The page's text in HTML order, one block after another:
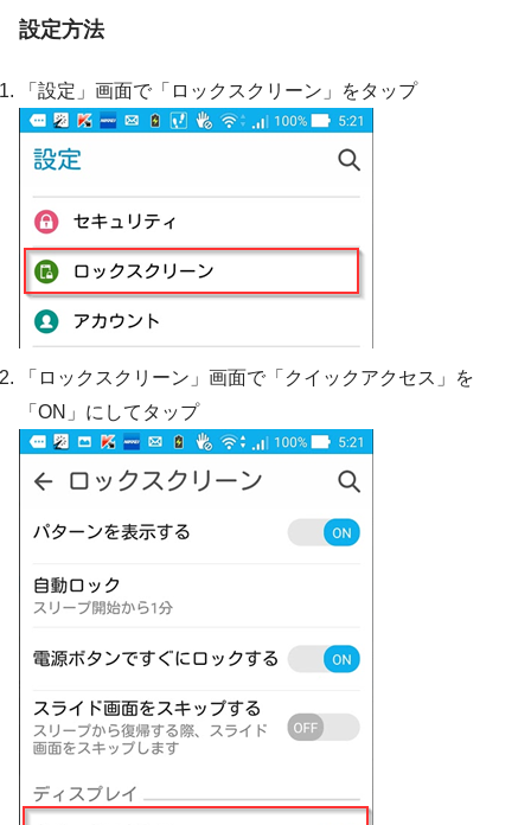
設定方法
「設定」画面で「ロックスクリーン」をタップ
「ロックスクリーン」画面で「クイックアクセス」を
「ON」にしてタップ